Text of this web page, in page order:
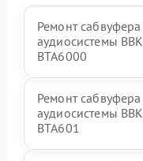
Ремонт сабвуфера
аудиосистемы BBK
BTA6000
Ремонт сабвуфера
аудиосистемы BBK
BTA601